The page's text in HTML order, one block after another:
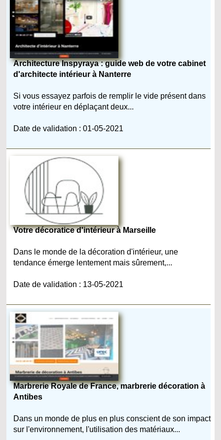
Architecture Inspyraya : guide web de votre cabinet
d'architecte intérieur à Nanterre
Si vous essayez parfois de remplir le vide présent dans
votre intérieur en déplaçant deux...
Date de validation : 01-05-2021
Votre décoratice d'intérieur à Marseille
Dans le monde de la décoration d'intérieur, une
tendance émerge lentement mais sûrement,...
Date de validation : 13-05-2021
Marbrerie Royale de France, marbrerie décoration à
Antibes
Dans un monde de plus en plus conscient de son impact
sur l'environnement, l'utilisation des matériaux...